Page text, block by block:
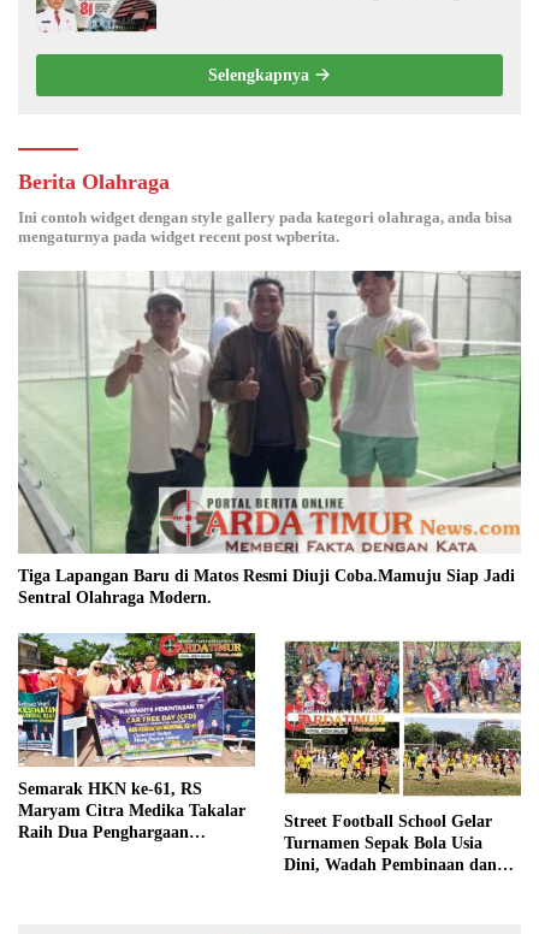
Selengkapnya
Berita Olahraga
Ini contoh widget dengan style gallery pada kategori olahraga, anda bisa
mengaturnya pada widget recent post wpberita.
Tiga Lapangan Baru di Matos Resmi Diuji Coba.Mamuju Siap Jadi
Sentral Olahraga Modern.
Semarak HKN ke-61, RS
Maryam Citra Medika Takalar
Raih Dua Penghargaan
Street Football School Gelar
Turnamen Sepak Bola Usia
Dini, Wadah Pembinaan dan